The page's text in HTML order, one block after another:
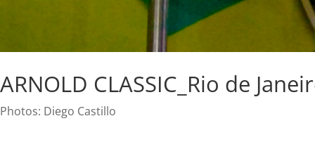
ARNOLD CLASSIC_Rio de
Photos: Diego Castillo